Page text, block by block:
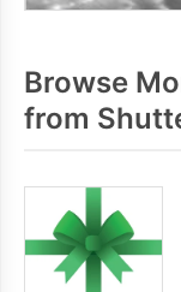
Browse
from